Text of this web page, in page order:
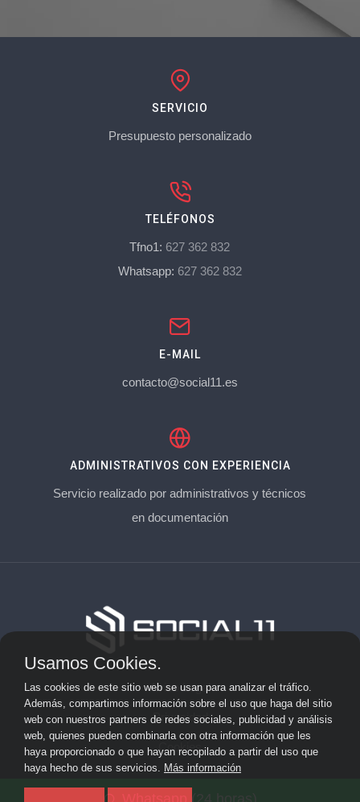
SERVICIO
Presupuesto personalizado
TELÉFONOS
Tfno1: 627 362 832
Whatsapp: 627 362 832
E-MAIL
contacto@social11.es
ADMINISTRATIVOS CON EXPERIENCIA
Servicio realizado por administrativos y técnicos
en documentación
Aviso Legal
Privacidad
Cookies
Usamos Cookies.
Las cookies de este sitio web se usan para analizar el tráfico.
Además, compartimos información sobre el uso que haga del sitio
web con nuestros partners de redes sociales, publicidad y análisis
web, quienes pueden combinarla con otra información que les
haya proporcionado o que hayan recopilado a partir del uso que
haya hecho de sus servicios. Más información